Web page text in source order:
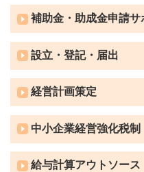
補助金・助成金申請サ
設立・登記・届出
経営計画策定
中小企業経営強化税制
給与計算アウトソース